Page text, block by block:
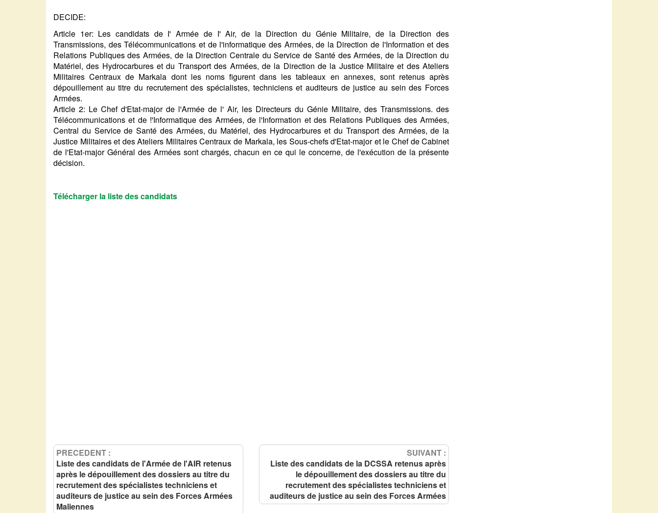
DECIDE:
Article 1er: Les candidats de I' Armée de I' Air, de la Direction du Génie Militaire, de la Direction des
Transmissions, des Télécommunications et de l'informatique des Armées, de la Direction de l'Information et des
Relations Publiques des Armées, de la Direction Centrale du Service de Santé des Armées, de la Direction du
Matériel, des Hydrocarbures et du Transport des Armées, de la Direction de la Justice Militaire et des Ateliers
Militaires Centraux de Markala dont les noms figurent dans les tableaux en annexes, sont retenus après
dépouillement au titre du recrutement des spécialistes, techniciens et auditeurs de justice au sein des Forces
Armées.
Article 2: Le Chef d'Etat-major de l'Armée de l' Air, les Directeurs du Génie Militaire, des Transmissions. des
Télécommunications et de !'Informatique des Armées, de l'Information et des Relations Publiques des Armées,
Central du Service de Santé des Armées, du Matériel, des Hydrocarbures et du Transport des Armées, de la
Justice Militaires et des Ateliers Militaires Centraux de Markala, les Sous-chefs d'Etat-major et le Chef de Cabinet
de l'Etat-major Général des Armées sont chargés, chacun en ce qui le concerne, de l'exécution de la présente
décision.
Télécharger la liste des candidats
PRECEDENT :
Liste des candidats de l'Armée de l'AIR retenus
après le dépouillement des dossiers au titre du
recrutement des spécialistes techniciens et
auditeurs de justice au sein des Forces Armées
Maliennes
SUIVANT :
Liste des candidats de la DCSSA retenus après
le dépouillement des dossiers au titre du
recrutement des spécialistes techniciens et
auditeurs de justice au sein des Forces Armées